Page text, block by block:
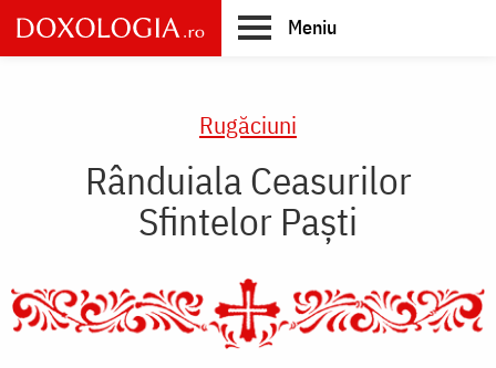
Skip
to
main
Meniu
Rugăciuni
Rânduiala Ceasurilor
Sfintelor Paști